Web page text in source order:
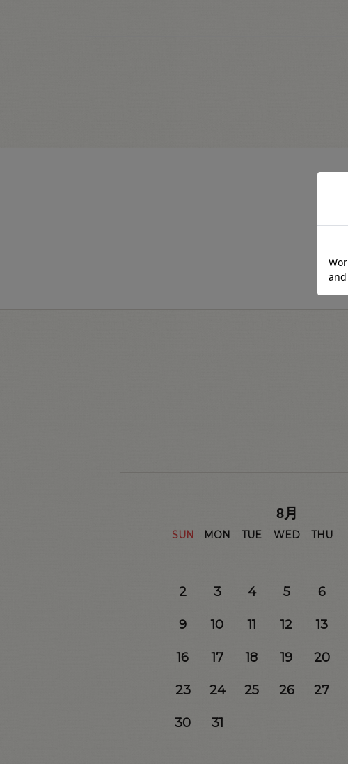
8月
SUN MON TUE WED THU
2 3 4 5 6
9 10 11 12 13
16 17 18 19 20
23 24 25 26 27
30 31